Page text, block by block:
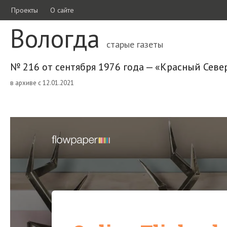
Проекты О сайте
Вологда старые газеты
№ 216 от сентября 1976 года — «Красный
в архиве с 12.01.2021